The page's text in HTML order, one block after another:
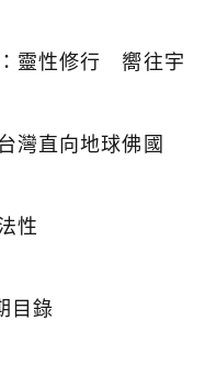
靈性修行 嚮往宇
灣直向地球佛國
性
目錄